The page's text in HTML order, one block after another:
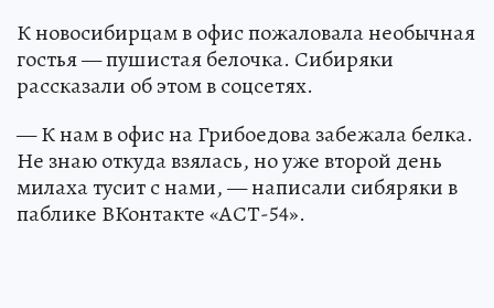
К новосибирцам в офис пожаловала необычная
гостья — пушистая белочка. Сибиряки
рассказали об этом в соцсетях.
— К нам в офис на Грибоедова забежала белка.
Не знаю откуда взялась, но уже второй день
милаха тусит с нами, — написали сибяряки в
паблике ВКонтакте «АСТ-54».